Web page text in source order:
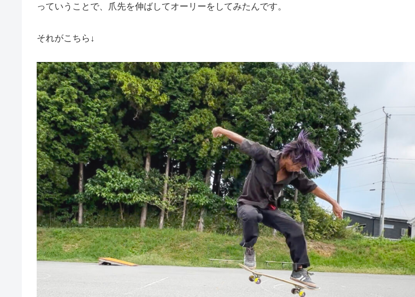
っていうことで、爪先を伸ばしてオーリーをしてみたんです。
それがこちら↓